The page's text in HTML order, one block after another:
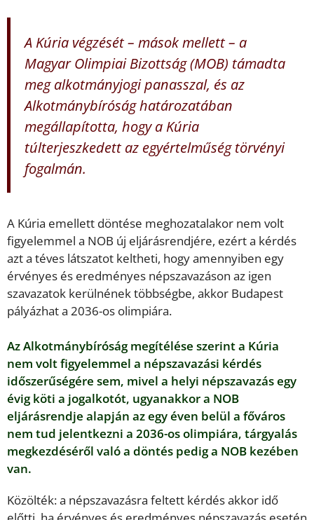
A Kúria végzését – mások mellett – a
Magyar Olimpiai Bizottság (MOB) támadta
meg alkotmányjogi panasszal, és az
Alkotmánybíróság határozatában
megállapította, hogy a Kúria
túlterjeszkedett az egyértelműség törvényi
fogalmán.
A Kúria emellett döntése meghozatalakor nem volt
figyelemmel a NOB új eljárásrendjére, ezért a kérdés
azt a téves látszatot keltheti, hogy amennyiben egy
érvényes és eredményes népszavazáson az igen
szavazatok kerülnének többségbe, akkor Budapest
pályázhat a 2036-os olimpiára.
Az Alkotmánybíróság megítélése szerint a Kúria
nem volt figyelemmel a népszavazási kérdés
időszerűségére sem, mivel a helyi népszavazás egy
évig köti a jogalkotót, ugyanakkor a NOB
eljárásrendje alapján az egy éven belül a főváros
nem tud jelentkezni a 2036-os olimpiára, tárgyalás
megkezdéséről való a döntés pedig a NOB kezében
van.
Közölték: a népszavazásra feltett kérdés akkor idő